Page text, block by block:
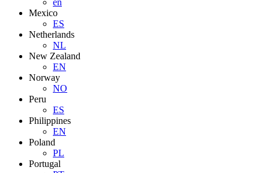
en
Mexico
ES
Netherlands
NL
New Zealand
EN
Norway
NO
Peru
ES
Philippines
EN
Poland
PL
Portugal